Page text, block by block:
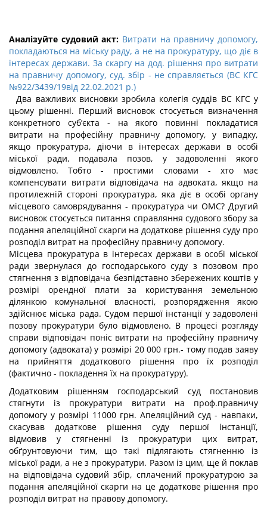
Аналізуйте судовий акт: Витрати на правничу допомогу,
покладаються на міську раду, а не на прокуратуру, що діє в
інтересах держави. За скаргу на дод. рішення про витрати
на правничу допомогу, суд. збір - не справляється (ВС КГС
№922/3439/19від 22.02.2021 р.)
Два важливих висновки зробила колегія суддів ВС КГС у
цьому рішенні. Перший висновок стосується визначення
конкретного суб’єкта - на якого повинні покладатися
витрати на професійну правничу допомогу, у випадку,
якщо прокуратура, діючи в інтересах держави в особі
міської ради, подавала позов, у задоволенні якого
відмовлено. Тобто - простими словами - хто має
компенсувати витрати відповідача на адвоката, якщо на
протилежній стороні прокуратура, яка діє в особі органу
місцевого самоврядування - прокуратура чи ОМС? Другий
висновок стосується питання справляння судового збору за
подання апеляційної скарги на додаткове рішення суду про
розподіл витрат на професійну правничу допомогу.
Місцева прокуратура в інтересах держави в особі міської
ради звернулася до господарського суду з позовом про
стягнення з відповідача безпідставно збережених коштів у
розмірі орендної плати за користування земельною
ділянкою комунальної власності, розпорядження якою
здійснює міська рада. Судом першої інстанції у задоволені
позову прокуратури було відмовлено. В процесі розгляду
справи відповідач поніс витрати на професійну правничу
допомогу (адвоката) у розмірі 20 000 грн.- тому подав заяву
на прийняття додаткового рішення про їх розподіл
(фактично - покладення їх на прокуратуру).
Додатковим рішенням господарський суд постановив
стягнути із прокуратури витрати на проф.правничу
допомогу у розмірі 11000 грн. Апеляційний суд - навпаки,
скасував додаткове рішення суду першої інстанції,
відмовив у стягненні із прокуратури цих витрат,
обґрунтовуючи тим, що такі підлягають стягненню із
міської ради, а не з прокуратури. Разом із цим, ще й поклав
на відповідача судовий збір, сплачений прокуратурою за
подання апеляційної скарги на це додаткове рішення про
розподіл витрат на правову допомогу.